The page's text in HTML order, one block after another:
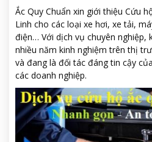
Ắc Quy Chuẩn xin giới thiệu Cứu
Linh cho các loại xe hơi, xe tải,
điện… Với dịch vụ chuyên nghiệp,
nhiều năm kinh nghiệm trên thị
và đang là đối tác đáng tin cậy
các doanh nghiệp.